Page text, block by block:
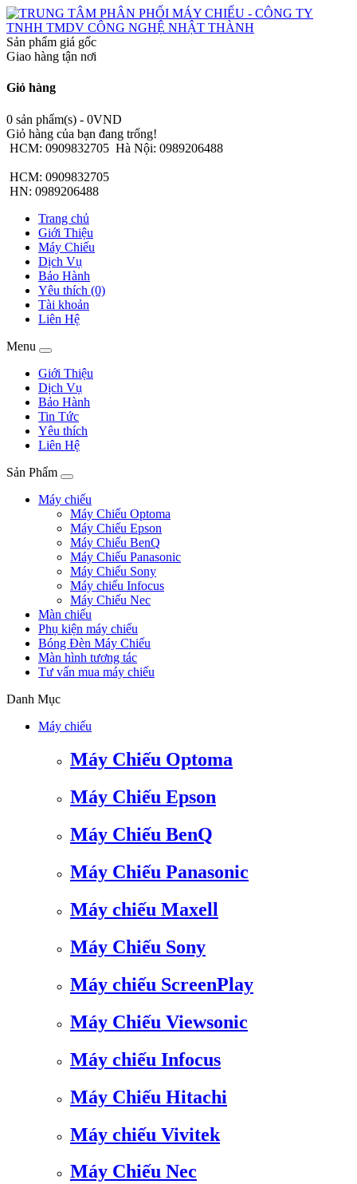
Sản phẩm giá gốc
Giao hàng tận nơi
Giỏ hàng
0 sản phẩm(s) - 0VND
Giỏ hàng của bạn đang trống!
HCM: 0909832705 Hà Nội: 0989206488
HCM: 0909832705
HN: 0989206488
Trang chủ
Giới Thiệu
Máy Chiếu
Dịch Vụ
Bảo Hành
Yêu thích (0)
Tài khoản
Liên Hệ
Menu
Giới Thiệu
Dịch Vụ
Bảo Hành
Tin Tức
Yêu thích
Liên Hệ
Sản Phẩm
Máy chiếu
Máy Chiếu Optoma
Máy Chiếu Epson
Máy Chiếu BenQ
Máy Chiếu Panasonic
Máy Chiếu Sony
Máy chiếu Infocus
Máy Chiếu Nec
Màn chiếu
Phụ kiện máy chiếu
Bóng Đèn Máy Chiếu
Màn hình tương tác
Tư vấn mua máy chiếu
Danh Mục
Máy chiếu
Máy Chiếu Optoma
Máy Chiếu Epson
Máy Chiếu BenQ
Máy Chiếu Panasonic
Máy chiếu Maxell
Máy Chiếu Sony
Máy chiếu ScreenPlay
Máy Chiếu Viewsonic
Máy chiếu Infocus
Máy Chiếu Hitachi
Máy chiếu Vivitek
Máy Chiếu Nec